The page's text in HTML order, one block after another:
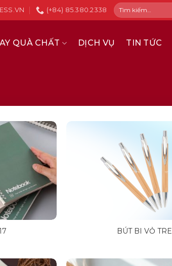
(+84) 85.380.2338
Tìm
kiếm:
QUÀ CHẤT DỊCH VỤ TIN TỨC
BÚT BI VỎ TRE